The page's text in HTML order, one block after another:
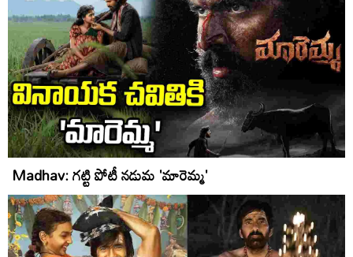
Madhav: గట్టి పోటీ నడుమ 'మారెమ్మ'